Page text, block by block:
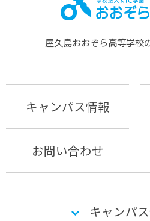
屋久島おおぞら⾼等学校
キャンパス情報
お問い合わせ
キャンパ